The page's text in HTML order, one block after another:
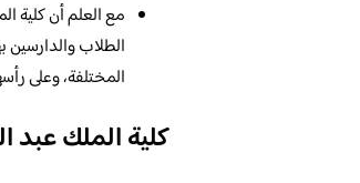
مع العلم أن كلية
الطلاب والدارسين
المختلفة، وعلى
كلية الملك عبد